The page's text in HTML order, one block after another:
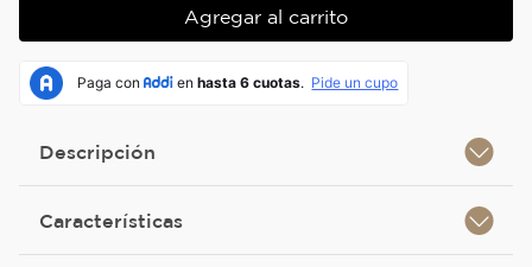
Agregar al carrito
Descripción
Características